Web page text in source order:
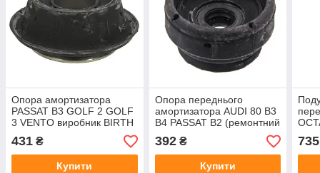
Опора амортизатора
PASSAT B3 GOLF 2 GOLF
3 VENTO виробник BIRTH
Італія
431 ₴
Купити
Опора переднього
амортизатора AUDI 80 B3
B4 PASSAT B2 (ремонтний
розмір) виробник Febi
Німеччина
392₴
Купити
735